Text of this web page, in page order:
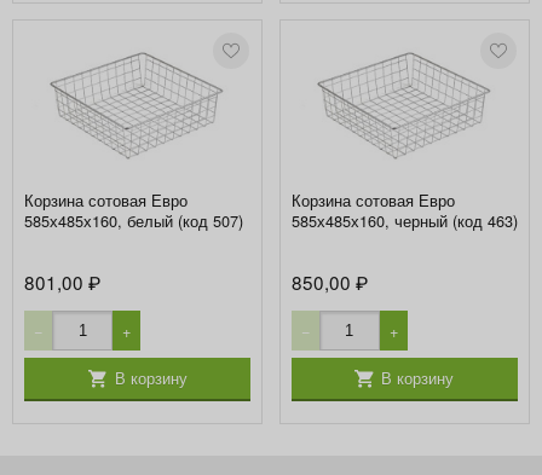
Корзина сотовая Евро
585х485х160, белый (код 507)
801,00₽
− +
В корзину
Корзина сотовая Евро
585х485х160, черный (код 463)
850,00 ₽
− +
В корзину